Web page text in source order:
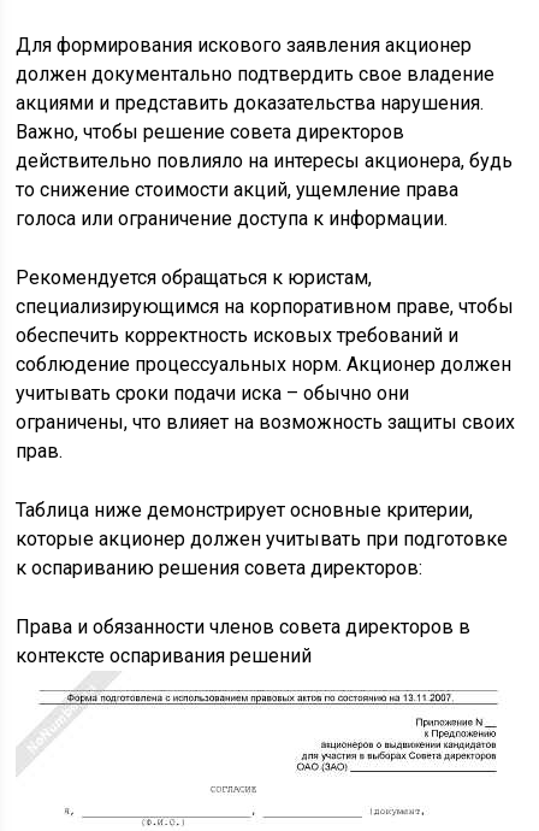
Для формирования искового заявления акционер
должен документально подтвердить свое владение
акциями и представить доказательства нарушения.
Важно, чтобы решение совета директоров
действительно повлияло на интересы акционера, будь
то снижение стоимости акций, ущемление права
голоса или ограничение доступа к информации.
Рекомендуется обращаться к юристам,
специализирующимся на корпоративном праве, чтобы
обеспечить корректность исковых требований и
соблюдение процессуальных норм. Акционер должен
учитывать сроки подачи иска – обычно они
ограничены, что влияет на возможность защиты своих
прав.
Таблица ниже демонстрирует основные критерии,
которые акционер должен учитывать при подготовке
к оспариванию решения совета директоров:
Права и обязанности членов совета директоров в
контексте оспаривания решений